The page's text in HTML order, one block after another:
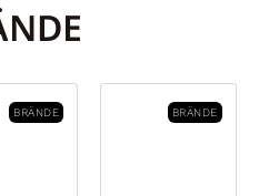
BRÄNDE BRÄNDE